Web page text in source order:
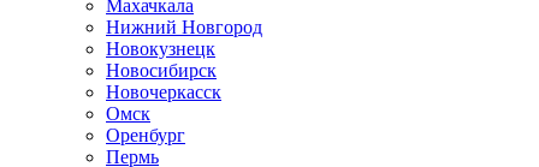
Махачкала
Нижний Новгород
Новокузнецк
Новосибирск
Новочеркаcск
Омск
Оренбург
Пермь